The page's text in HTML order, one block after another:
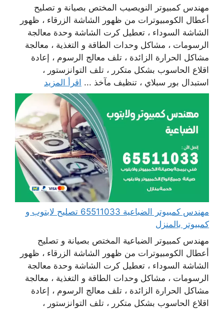
مهندس كمبيوتر النويصيب المختص بصيانة و تصليح
أعطال الكومبيوترات من ظهور الشاشة الزرقاء ، ظهور
الشاشة السوداء ، تعطيل كرت الشاشة وحدة معالجة
الرسومات ، مشاكل وحدات الطاقة و التغذية ، معالجة
مشاكل الحرارة الزائدة ، تلف معالج الرسوم ، إعادة
اقلاع الحاسوب بشكل متكرر ، تلف التوانزستور ،
استبدال بور سبلاي ، تنظيف مآخذ ... اقرأ المزيد
مهندس كمبيوتر الضباعية 65511033 تصليح لابتوب و
كمبيوتر بالمنزل
مهندس كمبيوتر الضباعية المختص بصيانة و تصليح
أعطال الكومبيوترات من ظهور الشاشة الزرقاء ، ظهور
الشاشة السوداء ، تعطيل كرت الشاشة وحدة معالجة
الرسومات ، مشاكل وحدات الطاقة و التغذية ، معالجة
مشاكل الحرارة الزائدة ، تلف معالج الرسوم ، إعادة
اقلاع الحاسوب بشكل متكرر ، تلف التوانزستور ،